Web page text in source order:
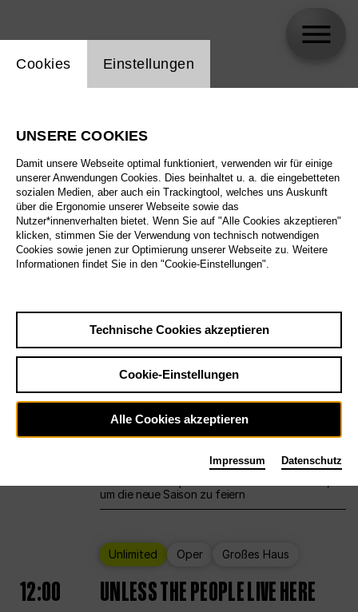
Alle Sparten
Alle Spielstätten
Alle Merkmale
Sa29.8.
Großes Haus
12:00 Eröffnungswochenende
um die neue Saison zu feiern
Unlimited Oper Großes Haus
12:00 UNLESS THE PEOPLE LIVE HERE
Einstellung Website Cookie
Cookies Einstellungen
UNSERE COOKIES
Damit unsere Webseite optimal funktioniert, verwenden wir für einige
unserer Anwendungen Cookies. Dies beinhaltet u. a. die eingebetteten
sozialen Medien, aber auch ein Trackingtool, welches uns Auskunft
über die Ergonomie unserer Webseite sowie das
Nutzer*innenverhalten bietet. Wenn Sie auf "Alle Cookies akzeptieren"
klicken, stimmen Sie der Verwendung von technisch notwendigen
Cookies sowie jenen zur Optimierung unserer Webseite zu. Weitere
Informationen findet Sie in den "Cookie-Einstellungen".
Technische Cookies akzeptieren
Cookie-Einstellungen
Alle Cookies akzeptieren
Impressum Datenschutz